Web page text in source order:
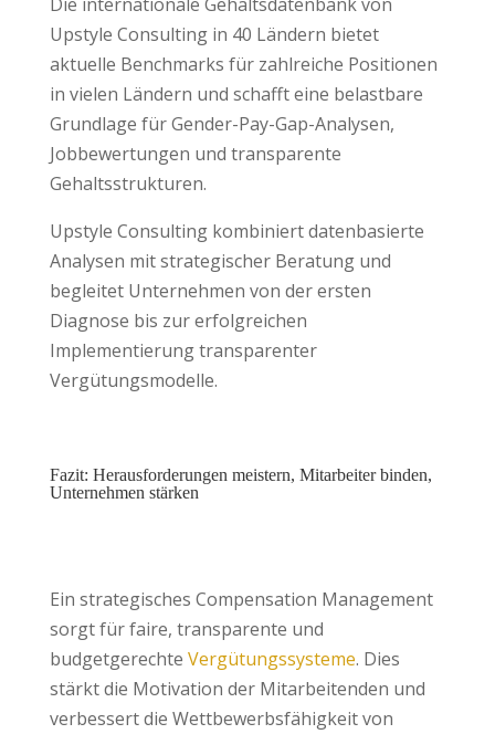
Upstyle Consulting in 40 Ländern bietet
aktuelle Benchmarks für zahlreiche Positionen
in vielen Ländern und schafft eine belastbare
Grundlage für Gender-Pay-Gap-Analysen,
Jobbewertungen und transparente
Gehaltsstrukturen.
Upstyle Consulting kombiniert datenbasierte
Analysen mit strategischer Beratung und
begleitet Unternehmen von der ersten
Diagnose bis zur erfolgreichen
Implementierung transparenter
Vergütungsmodelle.
Fazit: Herausforderungen meistern, Mitarbeiter binden,
Unternehmen stärken
Ein strategisches Compensation Management
sorgt für faire, transparente und
budgetgerechte Vergütungssysteme. Dies
stärkt die Motivation der Mitarbeitenden und
verbessert die Wettbewerbsfähigkeit von